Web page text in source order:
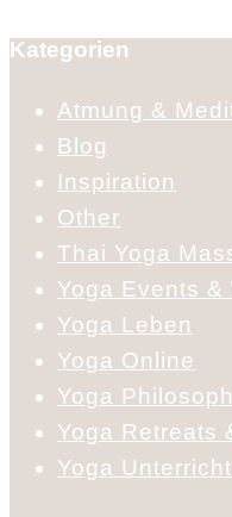
Kategorien
Atmung &
Blog
Inspiration
Other
Thai Yoga
Yoga Events &
Yoga Leben
Yoga Online
Yoga
Yoga Retreats
Yoga